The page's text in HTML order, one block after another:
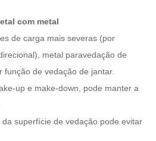
com metal
de carga mais severas (por
metal paravedação de
função de vedação de jantar.
up e make-down, pode manter a
superfície de vedação pode evitar